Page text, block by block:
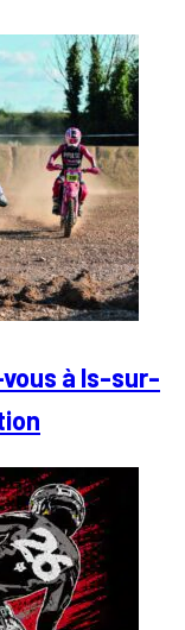
vous à Is-sur-